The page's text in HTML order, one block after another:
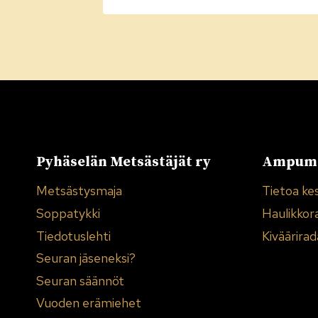
Pyhäselän Metsästäjät ry
Metsästysmaja
Soppatykki
Tiedotuslehti
Seuran jäseneksi?
Seuran säännöt
Vuoden erämiehet
Tietoa